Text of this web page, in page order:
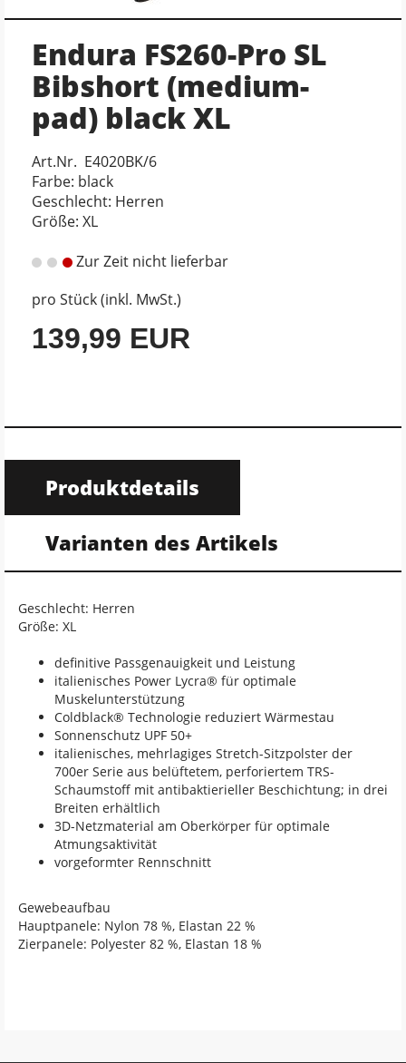
Endura FS260-Pro SL
Bibshort (medium-
pad) black XL
Art.Nr. E4020BK/6
Farbe: black
Geschlecht: Herren
Größe: XL
Zur Zeit nicht lieferbar
pro Stück (inkl. MwSt.)
139,99 EUR
Produktdetails
Varianten des Artikels
Geschlecht: Herren
Größe: XL
definitive Passgenauigkeit und Leistung
italienisches Power Lycra® für optimale
Muskelunterstützung
Coldblack® Technologie reduziert Wärmestau
Sonnenschutz UPF 50+
italienisches, mehrlagiges Stretch-Sitzpolster der
700er Serie aus belüftetem, perforiertem TRS-
Schaumstoff mit antibaktierieller Beschichtung; in drei
Breiten erhältlich
3D-Netzmaterial am Oberkörper für optimale
Atmungsaktivität
vorgeformter Rennschnitt
Gewebeaufbau
Hauptpanele: Nylon 78 %, Elastan 22 %
Zierpanele: Polyester 82 %, Elastan 18 %